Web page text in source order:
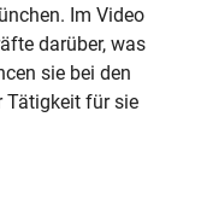
Im Video
darüber, was
sie bei den
Tätigkeit für sie